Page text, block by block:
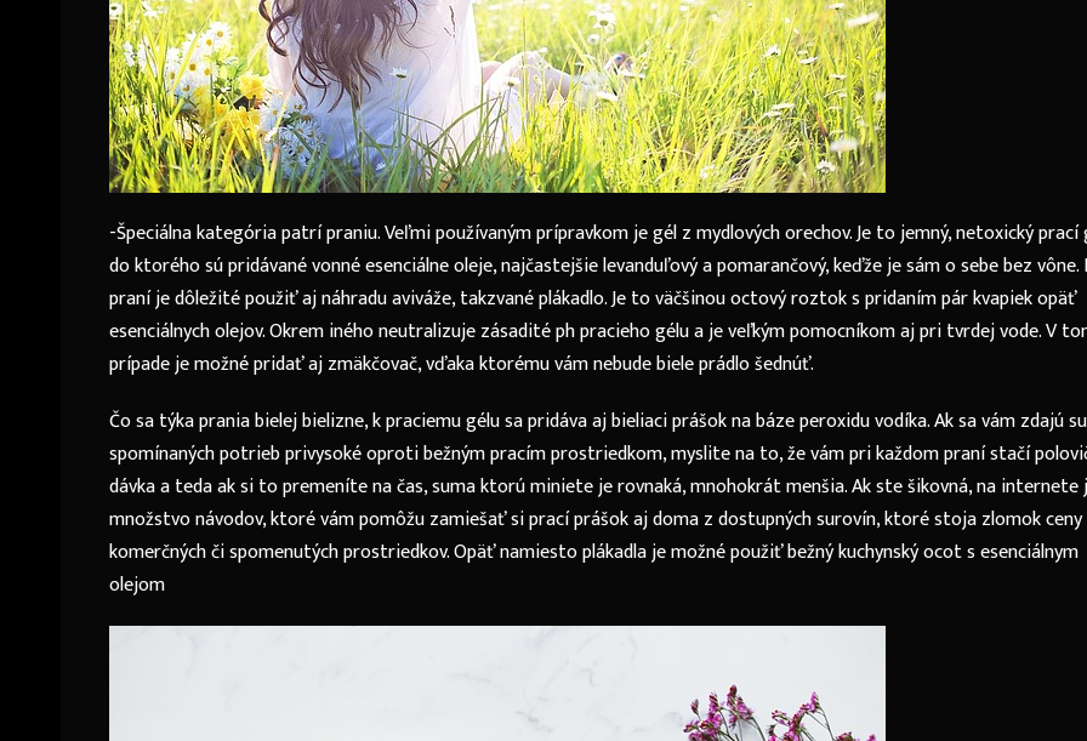
-Špeciálna kategória patrí praniu. Veľmi používaným prípravkom je gél z mydlových orechov. Je to jemný, netoxický prací
do ktorého sú pridávané vonné esenciálne oleje, najčastejšie levanduľový a pomarančový, keďže je sám o sebe bez vône.
praní je dôležité použiť aj náhradu aviváže, takzvané plákadlo. Je to väčšinou octový roztok s pridaním pár kvapiek opäť
esenciálnych olejov. Okrem iného neutralizuje zásadité ph pracieho gélu a je veľkým pomocníkom aj pri tvrdej vode. V
prípade je možné pridať aj zmäkčovač, vďaka ktorému vám nebude biele prádlo šednúť.
Čo sa týka prania bielej bielizne, k praciemu gélu sa pridáva aj bieliaci prášok na báze peroxidu vodíka. Ak sa vám zdajú
spomínaných potrieb privysoké oproti bežným pracím prostriedkom, myslite na to, že vám pri každom praní stačí
dávka a teda ak si to premeníte na čas, suma ktorú miniete je rovnaká, mnohokrát menšia. Ak ste šikovná, na internete
množstvo návodov, ktoré vám pomôžu zamiešať si prací prášok aj doma z dostupných surovín, ktoré stoja zlomok ceny
komerčných či spomenutých prostriedkov. Opäť namiesto plákadla je možné použiť bežný kuchynský ocot s esenciálnym
olejom